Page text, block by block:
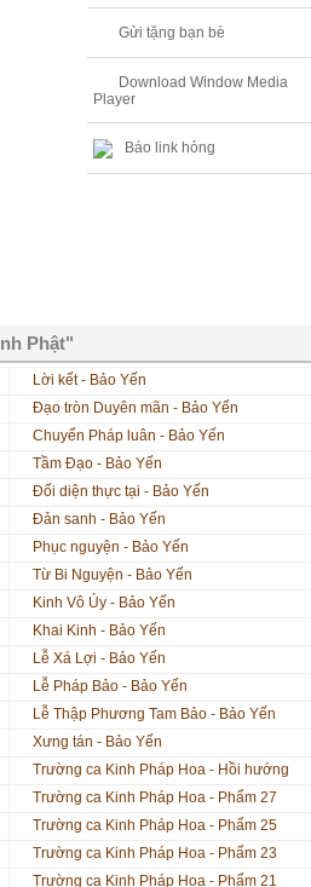
Gửi tặng bạn bè
Download Window Media
Player
Báo link hỏng
Phật"
Lời kết - Bảo Yến
Đạo tròn Duyên mãn - Bảo Yến
Chuyển Pháp luân - Bảo Yến
Tầm Đạo - Bảo Yến
Đối diện thực tại - Bảo Yến
Đản sanh - Bảo Yến
Phục nguyện - Bảo Yến
Từ Bi Nguyện - Bảo Yến
Kinh Vô Úy - Bảo Yến
Khai Kinh - Bảo Yến
Lễ Xá Lợi - Bảo Yến
Lễ Pháp Bảo - Bảo Yến
Lễ Thập Phương Tam Bảo - Bảo Yến
Xưng tán - Bảo Yến
Trường ca Kinh Pháp Hoa - Hồi hướng
Trường ca Kinh Pháp Hoa - Phẩm 27
Trường ca Kinh Pháp Hoa - Phẩm 25
Trường ca Kinh Pháp Hoa - Phẩm 23
Trường ca Kinh Pháp Hoa - Phẩm 21